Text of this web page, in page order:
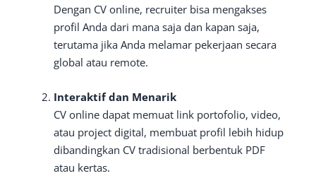
Dengan CV online, recruiter bisa mengakses
profil Anda dari mana saja dan kapan saja,
terutama jika Anda melamar pekerjaan secara
global atau remote.
Interaktif dan Menarik
CV online dapat memuat link portofolio, video,
atau project digital, membuat profil lebih hidup
dibandingkan CV tradisional berbentuk PDF
atau kertas.